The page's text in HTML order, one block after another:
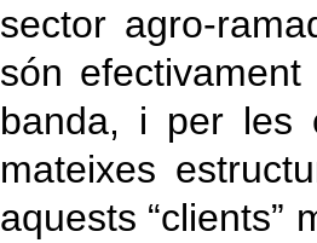
sector agro-
són
banda, i per les
mateixes
aquests “clients”